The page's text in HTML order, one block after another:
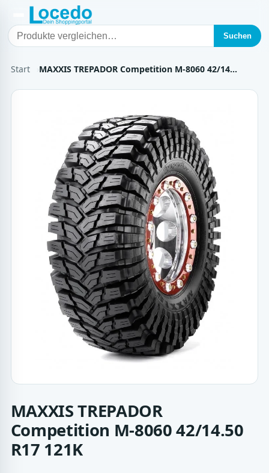
Suchen
Start MAXXIS TREPADOR Competition M-8060 42/14…
MAXXIS TREPADOR
Competition M-8060 42/14.50
R17 121K